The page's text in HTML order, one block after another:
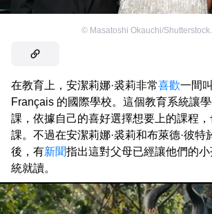
© Masatoshi Okauchi/
在教育上，安潔莉娜·裘莉非常喜歡一間
Français 的國際學校。這個教育系統讓
課，依據自己的喜好選擇想要上的課程
課。不過在安潔莉娜·裘莉和布萊德·彼特
後，有新聞指出這對父母已經讓他們的
統就讀。